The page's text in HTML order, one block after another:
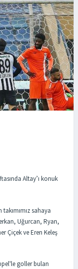
Altay’ı konuk
sahaya
Uğurcan, Ryan,
Çiçek ve Eren Keleş
goller bulan